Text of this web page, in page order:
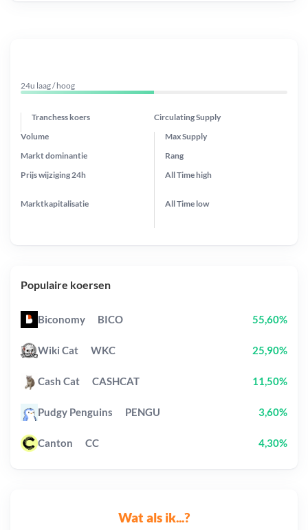
Wat als ik...?
24u laag / hoog
Tranchess koers Circulating Supply
Prijs wijziging 24h
Max Supply
Markt dominantie
Marktkapitalisatie
Volume
Rang
All Timehigh
All Time low
Populaire koersen
Biconomy BICO 55,60%
Wiki Cat WKC 25,90%
Cash Cat CASHCAT 11,50%
Pudgy Penguins PENGU 3,60%
Canton CC 4,30%